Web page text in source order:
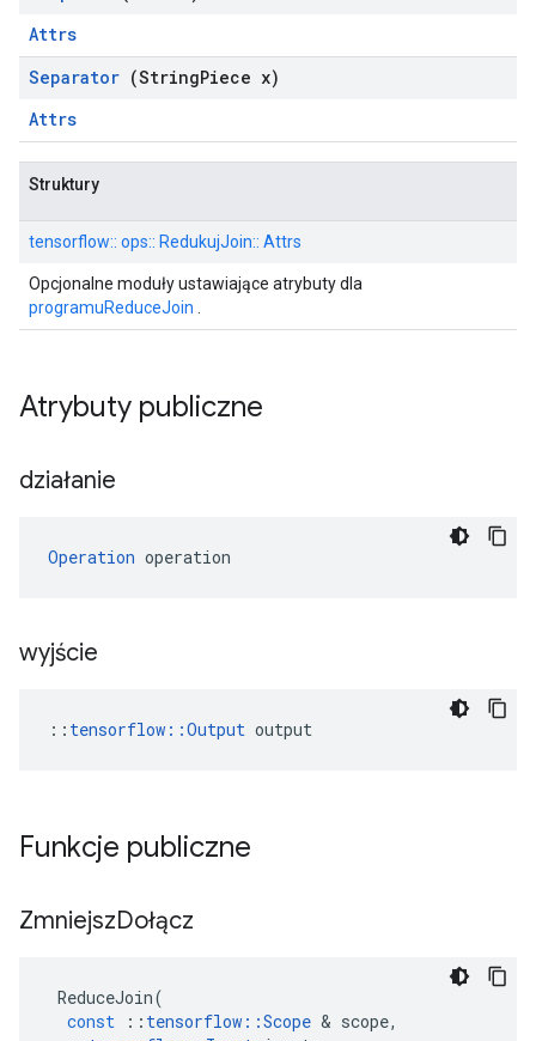
Attrs
Separator (StringPiece x)
Attrs
Struktury
tensorflow:: ops:: RedukujJoin:: Attrs
Opcjonalne moduły ustawiające atrybuty dla
programuReduceJoin
Atrybuty publiczne
działanie
Operation operation
wyjście
:: tensorflow::Output output
Funkcje publiczne
ZmniejszDołącz
ReduceJoin(
const
:: tensorflow ::Scope & scope,